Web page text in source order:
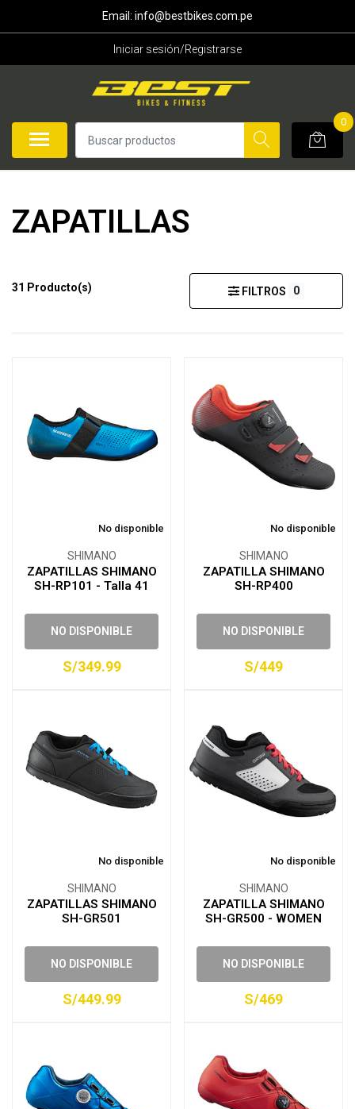
Email: info@bestbikes.com.pe
Iniciar sesión/Registrarse
0
ZAPATILLAS
31 Producto(s) FILTROS 0
No disponible
SHIMANO
ZAPATILLAS SHIMANO
SH-RP101 - Talla 41
NO DISPONIBLE
S/349.99
No disponible
SHIMANO
ZAPATILLA SHIMANO
SH-RP400
NO DISPONIBLE
S/449
No disponible
SHIMANO
ZAPATILLAS SHIMANO
SH-GR501
NO DISPONIBLE
S/449.99
No disponible
SHIMANO
ZAPATILLA SHIMANO
SH-GR500 - WOMEN
NO DISPONIBLE
S/469